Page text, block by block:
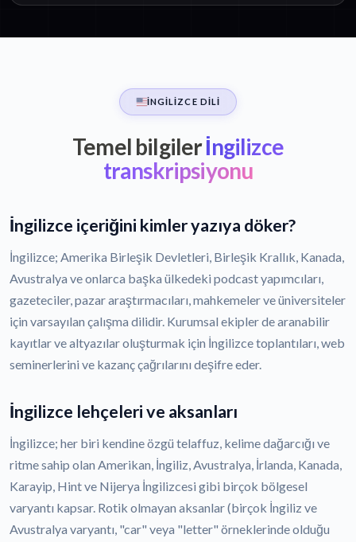
İNGILIZCE DILI
Temel bilgilerİngilizce
transkripsiyonu
İngilizce içeriğini kimler yazıya döker?
İngilizce; Amerika Birleşik Devletleri, Birleşik Krallık, Kanada,
Avustralya ve onlarca başka ülkedeki podcast yapımcıları,
gazeteciler, pazar araştırmacıları, mahkemeler ve üniversiteler
için varsayılan çalışma dilidir. Kurumsal ekipler de aranabilir
kayıtlar ve altyazılar oluşturmak için İngilizce toplantıları, web
seminerlerini ve kazanç çağrılarını deşifre eder.
İngilizce lehçeleri ve aksanları
İngilizce; her biri kendine özgü telaffuz, kelime dağarcığı ve
ritme sahip olan Amerikan, İngiliz, Avustralya, İrlanda, Kanada,
Karayip, Hint ve Nijerya İngilizcesi gibi birçok bölgesel
varyantı kapsar. Rotik olmayan aksanlar (birçok İngiliz ve
Avustralya varyantı, "car" veya "letter" örneklerinde olduğu